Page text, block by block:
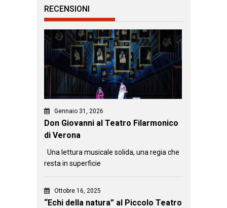
RECENSIONI
Gennaio 31, 2026
Don Giovanni al Teatro Filarmonico
di Verona
Una lettura musicale solida, una regia che
resta in superficie
Ottobre 16, 2025
“Echi della natura” al Piccolo Teatro